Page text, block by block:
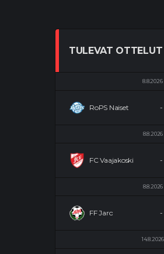
TULEVAT OTTELUT
8.8.2026
RoPS Naiset -
8.8.2026
FC Vaajakoski -
8.8.2026
FF Jaro -
14.8.2026